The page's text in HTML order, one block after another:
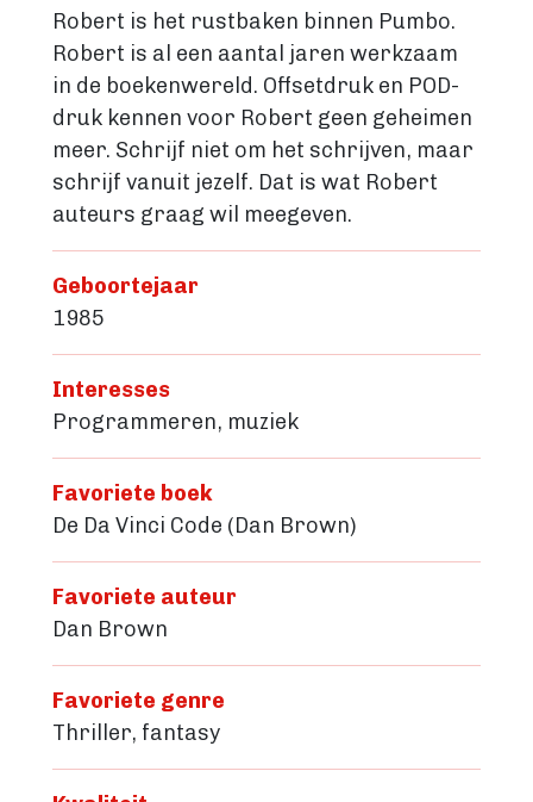
Robert is het rustbaken binnen Pumbo.
Robert is al een aantal jaren werkzaam
in de boekenwereld. Offsetdruk en POD-
druk kennen voor Robert geen geheimen
meer. Schrijf niet om het schrijven, maar
schrijf vanuit jezelf. Dat is wat Robert
auteurs graag wil meegeven.
Geboortejaar
1985
Interesses
Programmeren, muziek
Favoriete boek
De Da Vinci Code (Dan Brown)
Favoriete auteur
Dan Brown
Favoriete genre
Thriller, fantasy